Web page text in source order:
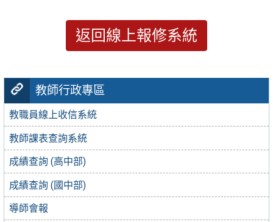
教師行政專區
教職員線上收信系統
教師課表查詢系統
成績查詢 (高中部)
成績查詢 (國中部)
導師會報
返回線上報修系統